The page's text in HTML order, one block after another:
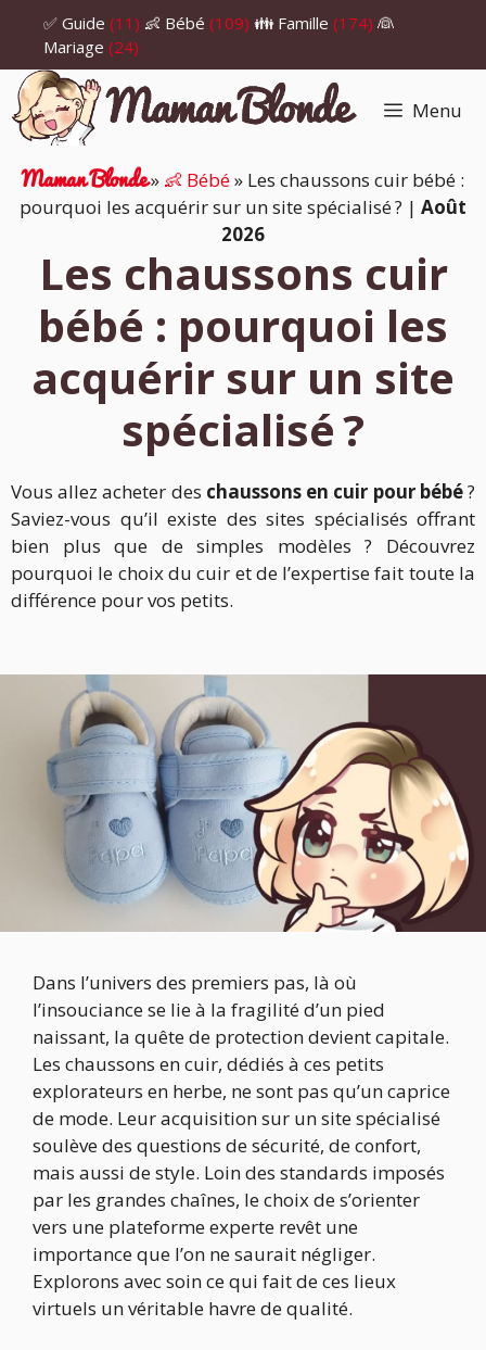
contenu
✅ Guide (11) 👶 Bébé (109) 👪 Famille (174) 👰
Mariage (24)
Menu
Maman Blonde» 👶 Bébé» Les chaussons cuir bébé :
pourquoi les acquérir sur un site spécialisé ? | Août
2026
Les chaussons cuir
bébé : pourquoi les
acquérir sur un site
spécialisé ?
Vous allez acheter des chaussons en cuir pour bébé?
Saviez-vous qu’il existe des sites spécialisés offrant
bien plus que de simples modèles ? Découvrez
pourquoi le choix du cuir et de l’expertise fait toute la
différence pour vos petits.
Dans l’univers des premiers pas, là où
l’insouciance se lie à la fragilité d’un pied
naissant, la quête de protection devient capitale.
Les chaussons en cuir, dédiés à ces petits
explorateurs en herbe, ne sont pas qu’un caprice
de mode. Leur acquisition sur un site spécialisé
soulève des questions de sécurité, de confort,
mais aussi de style. Loin des standards imposés
par les grandes chaînes, le choix de s’orienter
vers une plateforme experte revêt une
importance que l’on ne saurait négliger.
Explorons avec soin ce qui fait de ces lieux
virtuels un véritable havre de qualité.